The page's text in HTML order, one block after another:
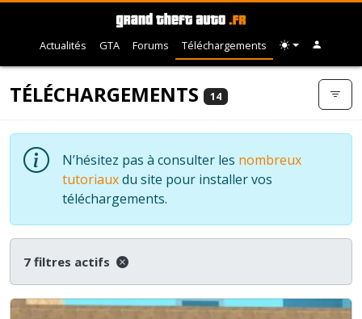
Actualités GTA Forums Téléchargements
TÉLÉCHARGEMENTS 14
N’hésitez pas à consulter les nombreux
tutoriauxdu site pour installer vos
téléchargements.
7 filtres actifs